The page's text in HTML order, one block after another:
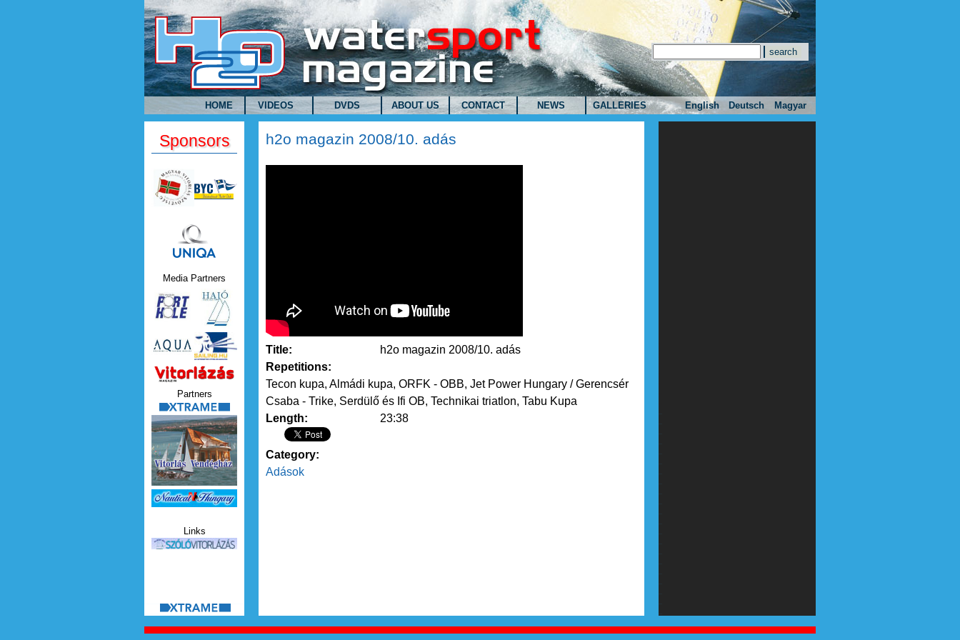
Search form
HOME VIDEOS DVDS ABOUT US CONTACT NEWS GALLERIES English Deutsch Magyar
h2o magazin 2008/10. adás
Title:
h2o magazin 2008/10. adás
Repetitions:
Tecon kupa, Almádi kupa, ORFK - OBB, Jet Power Hungary / Gerencsér
Csaba - Trike, Serdülő és Ifi OB, Technikai triatlon, Tabu Kupa
Length:
23:38
Category:
Adások
Sponsors
Uniqa.png
Media Partners
Vitorlazas_magazin.jpg
Partners
xtrame.png
Nauticat.jpg
Links
szolo_vitorlazas.jpg